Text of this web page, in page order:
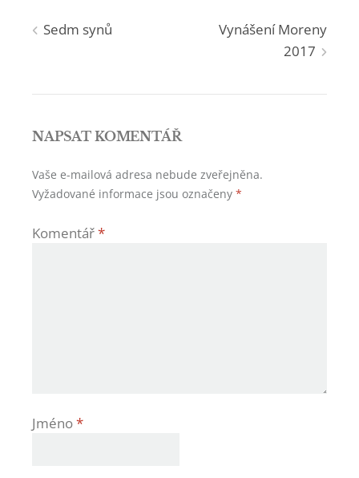
Navigace
příspěvek
Sedm synů
Vynášení Moreny
2017
NAPSAT KOMENTÁŘ
Vaše e-mailová adresa nebude zveřejněna.
Vyžadované informace jsou označeny *
Komentář*
Jméno*